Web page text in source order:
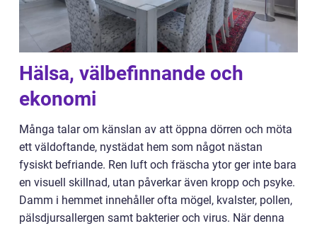
Hälsa, välbefinnande och
ekonomi
Många talar om känslan av att öppna dörren och möta
ett väldoftande, nystädat hem som något nästan
fysiskt befriande. Ren luft och fräscha ytor ger inte bara
en visuell skillnad, utan påverkar även kropp och psyke.
Damm i hemmet innehåller ofta mögel, kvalster, pollen,
pälsdjursallergen samt bakterier och virus. När denna